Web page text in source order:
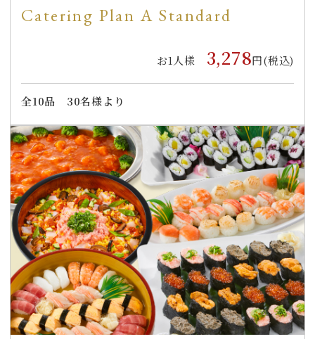
Catering Plan A Standard
お1人様 3,278円(税込)
全10品 30名様より